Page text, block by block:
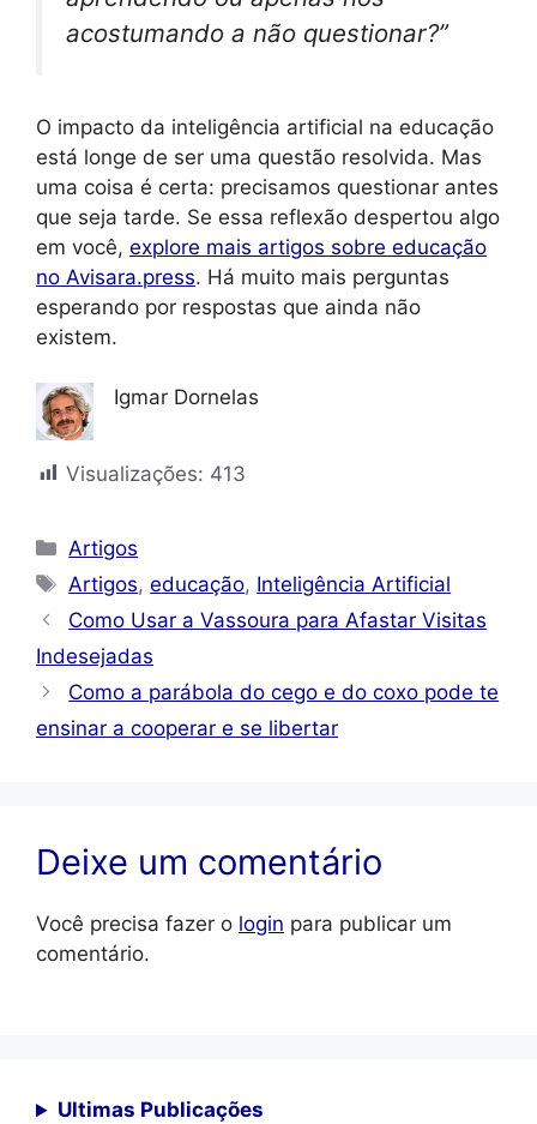
acostumando a não questionar?”
O impacto da inteligência artificial na educação
está longe de ser uma questão resolvida. Mas
uma coisa é certa: precisamos questionar antes
que seja tarde. Se essa reflexão despertou algo
em você, explore mais artigos sobre educação
no Avisara.press. Há muito mais perguntas
esperando por respostas que ainda não
existem.
Igmar Dornelas
Visualizações: 413
Categorias
Artigos
Tags
Artigos,educação, Inteligência Artificial
Como Usar a Vassoura para Afastar Visitas
Indesejadas
Como a parábola do cego e do coxo pode te
ensinar a cooperar e se libertar
Deixe um comentário
Você precisa fazer o login para publicar um
comentário.
Ultimas Publicações